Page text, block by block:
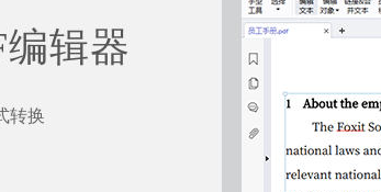
辑器
转换